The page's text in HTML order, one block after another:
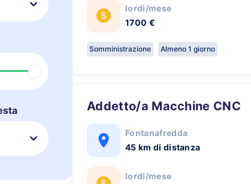
lordi/mese
1700 €
Somministrazione Almeno 1 giorno
Addetto/a Macchine CNC
Fontanafredda
45 km di distanza
lordi/mese